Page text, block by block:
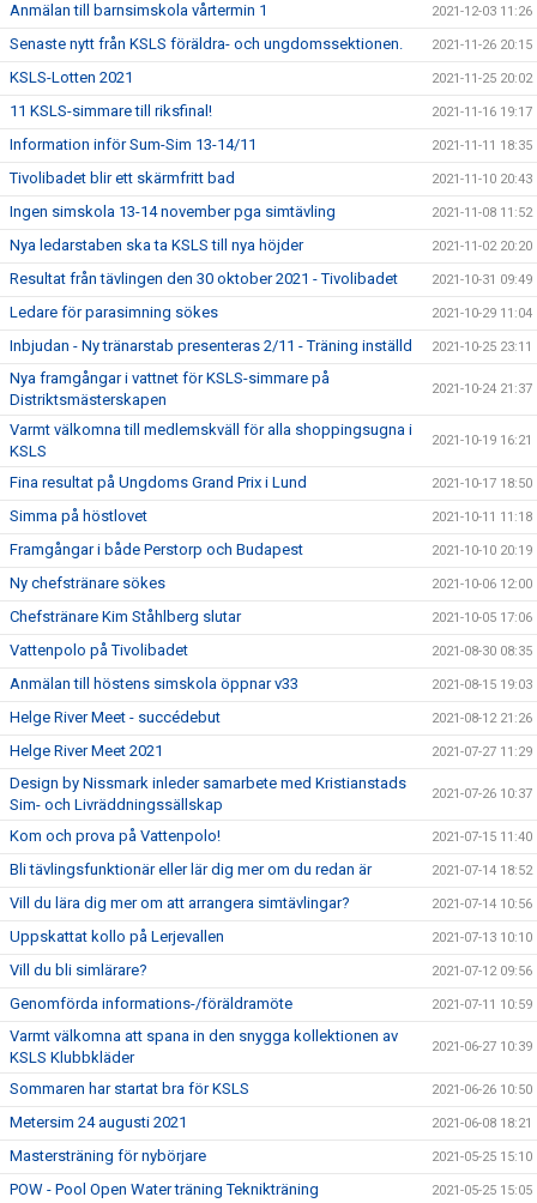
Anmälan till barnsimskola vårtermin 1 2021-12-03 11:26
Senaste nytt från KSLS föräldra- och ungdomssektionen. 2021-11-26 20:15
KSLS-Lotten 2021 2021-11-25 20:02
11 KSLS-simmare till riksfinal! 2021-11-16 19:17
Information inför Sum-Sim 13-14/11 2021-11-11 18:35
Tivolibadet blir ett skärmfritt bad 2021-11-10 20:43
Ingen simskola 13-14 november pga simtävling 2021-11-08 11:52
Nya ledarstaben ska ta KSLS till nya höjder 2021-11-02 20:20
Resultat från tävlingen den 30 oktober 2021 - Tivolibadet 2021-10-31 09:49
Ledare för parasimning sökes 2021-10-29 11:04
Inbjudan - Ny tränarstab presenteras 2/11 - Träning inställd 2021-10-25 23:11
Nya framgångar i vattnet för KSLS-simmare på
Distriktsmästerskapen
2021-10-24 21:37
Varmt välkomna till medlemskväll för alla shoppingsugna i
KSLS
2021-10-19 16:21
Fina resultat på Ungdoms Grand Prix i Lund 2021-10-17 18:50
Simma på höstlovet 2021-10-11 11:18
Framgångar i både Perstorp och Budapest 2021-10-10 20:19
Ny chefstränare sökes 2021-10-06 12:00
Chefstränare Kim Ståhlberg slutar 2021-10-05 17:06
Vattenpolo på Tivolibadet 2021-08-30 08:35
Anmälan till höstens simskola öppnar v33 2021-08-15 19:03
Helge River Meet - succédebut 2021-08-12 21:26
Helge River Meet 2021 2021-07-27 11:29
Design by Nissmark inleder samarbete med Kristianstads
Sim- och Livräddningssällskap
2021-07-26 10:37
Kom och prova på Vattenpolo! 2021-07-15 11:40
Bli tävlingsfunktionär eller lär dig mer om du redan är 2021-07-14 18:52
Vill du lära dig mer om att arrangera simtävlingar? 2021-07-14 10:56
Uppskattat kollo på Lerjevallen 2021-07-13 10:10
Vill du bli simlärare? 2021-07-12 09:56
Genomförda informations-/föräldramöte 2021-07-11 10:59
Varmt välkomna att spana in den snygga kollektionen av
KSLS Klubbkläder
2021-06-27 10:39
Sommaren har startat bra för KSLS 2021-06-26 10:50
Metersim 24 augusti 2021 2021-06-08 18:21
Mastersträning för nybörjare 2021-05-25 15:10
POW - Pool Open Water träning Teknikträning 2021-05-25 15:05